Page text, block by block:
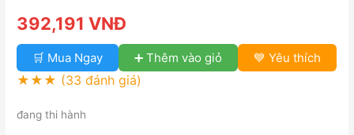
392,191 VNĐ
🛒 Mua Ngay ➕ Thêm vào giỏ 💙 Yêu thích
★★★ (33 đánh giá)
đang thi hành